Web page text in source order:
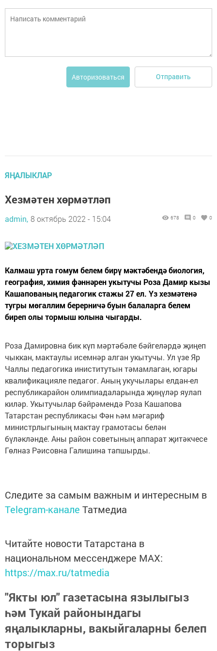
Авторизоваться Отправить
ЯҢАЛЫКЛАР
Хезмәтен хөрмәтләп
admin, 8 октябрь 2022 - 15:04 678 0 0
Калмаш урта гомум белем бирү мәктәбендә биология,
география, химия фәннәрен укытучы Роза Дамир кызы
Кашапованың педагогик стажы 27 ел. Үз хезмәтенә
тугры мөгаллим берерничә буын балаларга белем
биреп олы тормыш юлына чыгарды.
Роза Дамировна бик күп мәртәбәле бәйгеләрдә җиңеп
чыккан, мактаулы исемнәр алган укытучы. Ул үзе Яр
Чаллы педагогика иниститутын тәмамлаган, югары
квалификацияле педагог. Аның укучылары елдан-ел
республикарайон олимпиадаларында җиңүләр яулап
киләр. Укытучылар бәйрәмендә Роза Кашапова
Татарстан республикасы Фән һәм мәгариф
министрлыгының мактау грамотасы белән
бүләкләнде. Аны район советының аппарат җитәкчесе
Гөлназ Рәисовна Галишина тапшырды.
Следите за самым важным и интересным в
Telegram-канале Татмедиа
Читайте новости Татарстана в
национальном мессенджере MАХ:
https://max.ru/tatmedia
"Якты юл" газетасына язылыгыз
һәм Тукай районындагы
яңалыкларны, вакыйгаларны белеп
торыгыз